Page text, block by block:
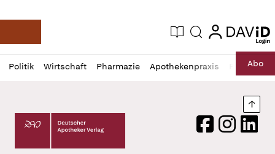
Deutsche Apotheker Zeitung
Aktuelle Ausgabe
Suche login
login
Politik Wirtschaft Pharmazie Apothekenpraxis RechtAbo
Profil
öffnen
Daz
Pur
Deutscher Apotheker Verlag Logo
FacebookInstagram